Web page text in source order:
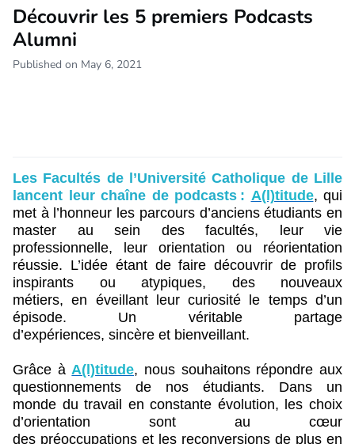
Découvrir les 5 premiers Podcasts
Alumni
Published on May 6, 2021
Les Facultés de l’Université Catholique de Lille
lancent leur chaîne de podcasts : A(l)titude, qui
met à l’honneur les parcours d’anciens étudiants en
master au sein des facultés, leur vie
professionnelle, leur orientation ou réorientation
réussie. L’idée étant de faire découvrir de profils
inspirants ou atypiques, des nouveaux
métiers, en éveillant leur curiosité le temps d’un
épisode. Un véritable partage
d’expériences, sincère et bienveillant.
Grâce à A(l)titude, nous souhaitons répondre aux
questionnements de nos étudiants. Dans un
monde du travail en constante évolution, les choix
d’orientation sont au cœur
des préoccupations et les reconversions de plus en